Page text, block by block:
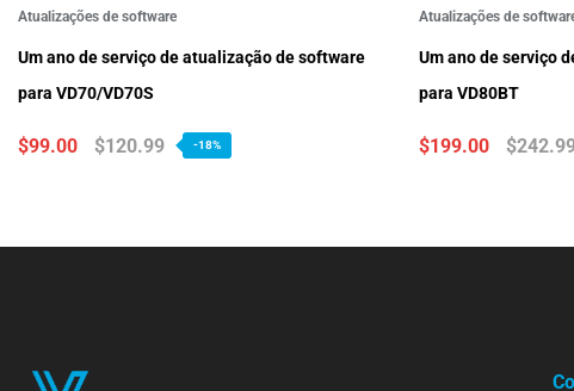
Atualizações de software
Um ano de serviço de atualização de software
para VD70/VD70S
$99.00 $120.99 -18%
Atualizações de
Um ano de serviço
para VD80BT
$199.00